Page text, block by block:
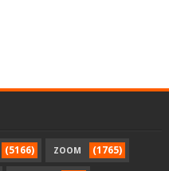
(5166) ZOOM (1765)